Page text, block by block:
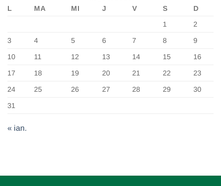
L MA MI J V S
D
1
2
3 4 5 6 7 8 9
10 11 12 13 14 15 16
17 18 19 20 21 22 23
24 25 26 27 28 29 30
31
« ian.